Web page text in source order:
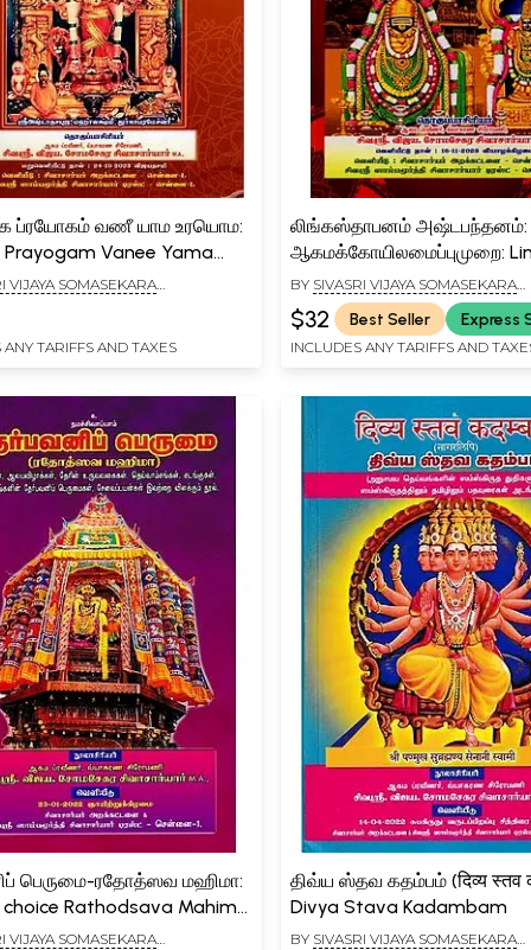
ப்ரயோகம் வணீ யாம உரயொம:
Prayogam Vanee Yama
(Tamil)
VIJAYA SOMASEKARA
ANY TARIFFS AND TAXES
லிங்கஸ்தாபனம் அஷ்டபந்தனம்:
ஆகமக்கோயிலமைப்புமுறை:
Panam Ashtabandanam:
Agamakoilayssom: Vol-2
BY SIVASRI VIJAYA SOMASEKARA
SIVACHARIYAR
$32 Best Seller Express
INCLUDES ANY TARIFFS AND
பெருமை-ரதோத்ஸவ மஹிமா:
Rathodsava Mahima
VIJAYA SOMASEKARA
திவ்ய ஸ்தவ கதம்பம் (दिव्य स्तव
Divya Stava Kadambam
BY SIVASRI VIJAYA SOMASEKARA